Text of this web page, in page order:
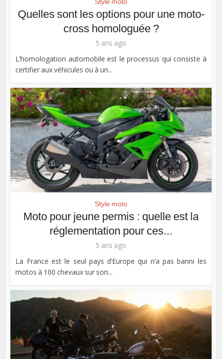
Quelles sont les options pour une moto-
cross homologuée ?
5 ans ago
L’homologation automobile est le processus qui consiste à
certifier aux véhicules ou à un...
Style moto
Moto pour jeune permis : quelle est la
réglementation pour ces...
5 ans ago
La France est le seul pays d’Europe qui n’a pas banni les
motos à 100 chevaux sur son...